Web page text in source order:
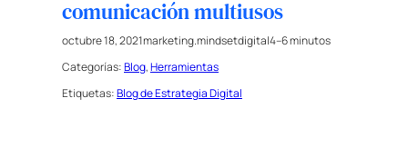
comunicación multiusos
octubre 18, 2021marketing.mindsetdigital4–6 minutos
Categorías:Blog, Herramientas
Etiquetas:Blog de Estrategia Digital